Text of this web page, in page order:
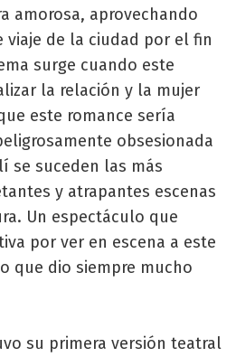
amorosa, aprovechando
viaje de la ciudad por el fin
surge cuando este
la relación y la mujer
este romance sería
obsesionada
se suceden las más
y atrapantes escenas
Un espectáculo que
por ver en escena a este
que dio siempre mucho
tuvo su primera versión teatral